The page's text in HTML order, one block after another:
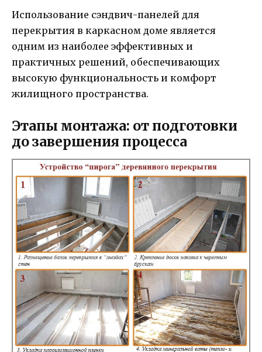
Использование сэндвич-панелей для
перекрытия в каркасном доме является
одним из наиболее эффективных и
практичных решений, обеспечивающих
высокую функциональность и комфорт
жилищного пространства.
Этапы монтажа: от подготовки
до завершения процесса